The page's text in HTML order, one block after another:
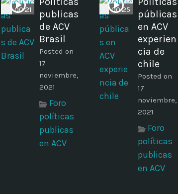
00:21
publicas
de ACV
Brasil
Posted on
17
noviembre,
2021
Foro
políticas
publicas
en ACV
00:25
públicas
en ACV
experien
cia de
chile
Posted on
17
noviembre,
2021
Foro
políticas
publicas
en ACV